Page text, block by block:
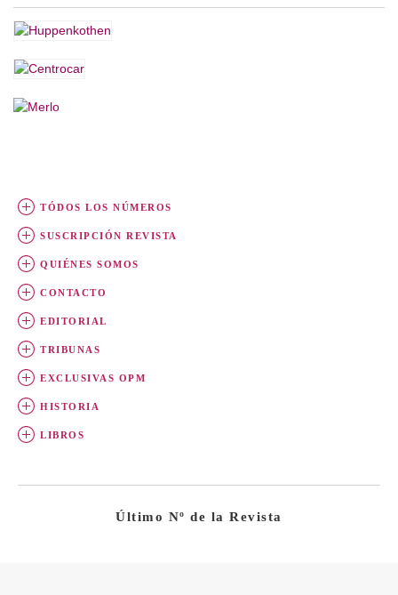
Share
TÓDOS LOS NÚMEROS
SUSCRIPCIÓN REVISTA
QUIÉNES SOMOS
CONTACTO
EDITORIAL
TRIBUNAS
EXCLUSIVAS OPM
HISTORIA
LIBROS
Último Nº de la Revista